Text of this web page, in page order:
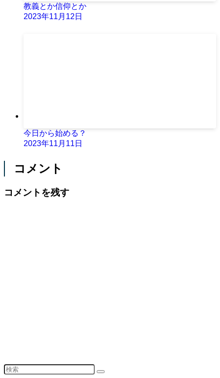
教義とか信仰とか
2023年11月12日
今日から始める？
2023年11月11日
コメント
コメントを残す